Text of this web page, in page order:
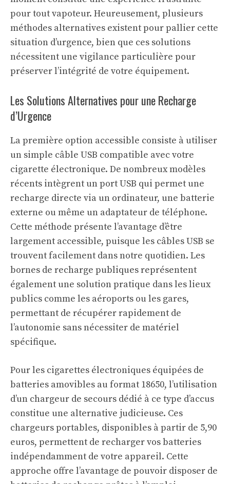
pour tout vapoteur. Heureusement, plusieurs
méthodes alternatives existent pour pallier cette
situation d’urgence, bien que ces solutions
nécessitent une vigilance particulière pour
préserver l’intégrité de votre équipement.
Les Solutions Alternatives pour une Recharge
d’Urgence
La première option accessible consiste à utiliser
un simple câble USB compatible avec votre
cigarette électronique. De nombreux modèles
récents intègrent un port USB qui permet une
recharge directe via un ordinateur, une batterie
externe ou même un adaptateur de téléphone.
Cette méthode présente l’avantage d’être
largement accessible, puisque les câbles USB se
trouvent facilement dans notre quotidien. Les
bornes de recharge publiques représentent
également une solution pratique dans les lieux
publics comme les aéroports ou les gares,
permettant de récupérer rapidement de
l’autonomie sans nécessiter de matériel
spécifique.
Pour les cigarettes électroniques équipées de
batteries amovibles au format 18650, l’utilisation
d’un chargeur de secours dédié à ce type d’accus
constitue une alternative judicieuse. Ces
chargeurs portables, disponibles à partir de 5,90
euros, permettent de recharger vos batteries
indépendamment de votre appareil. Cette
approche offre l’avantage de pouvoir disposer de